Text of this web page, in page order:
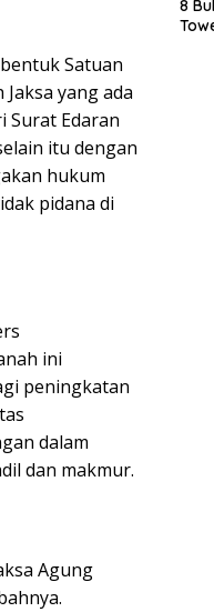
Satuan
yang ada
Surat Edaran
itu dengan
hukum
pidana di
ini
peningkatan
dalam
dan makmur.
Agung
8